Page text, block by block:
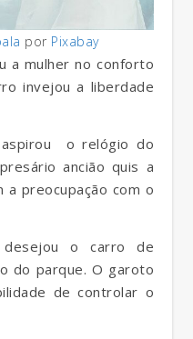
por Pixabay
invejou a liberdade
o relógio do
ancião quis a
preocupação com o
o carro de
do parque. O garoto
de controlar o